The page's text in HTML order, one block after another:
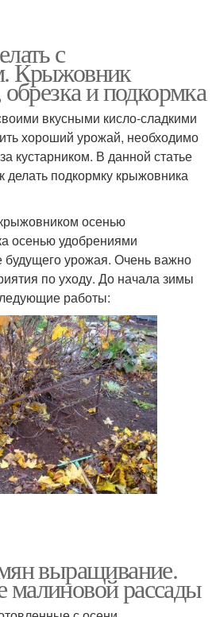
с
Крыжовник
и подкормка
вкусными кисло-сладкими
хороший урожай, необходимо
кустарником. В данной статье
подкормку крыжовника
осенью
осенью удобрениями
будущего урожая. Очень важно
по уходу. До начала зимы
работы:
выращивание.
рассады